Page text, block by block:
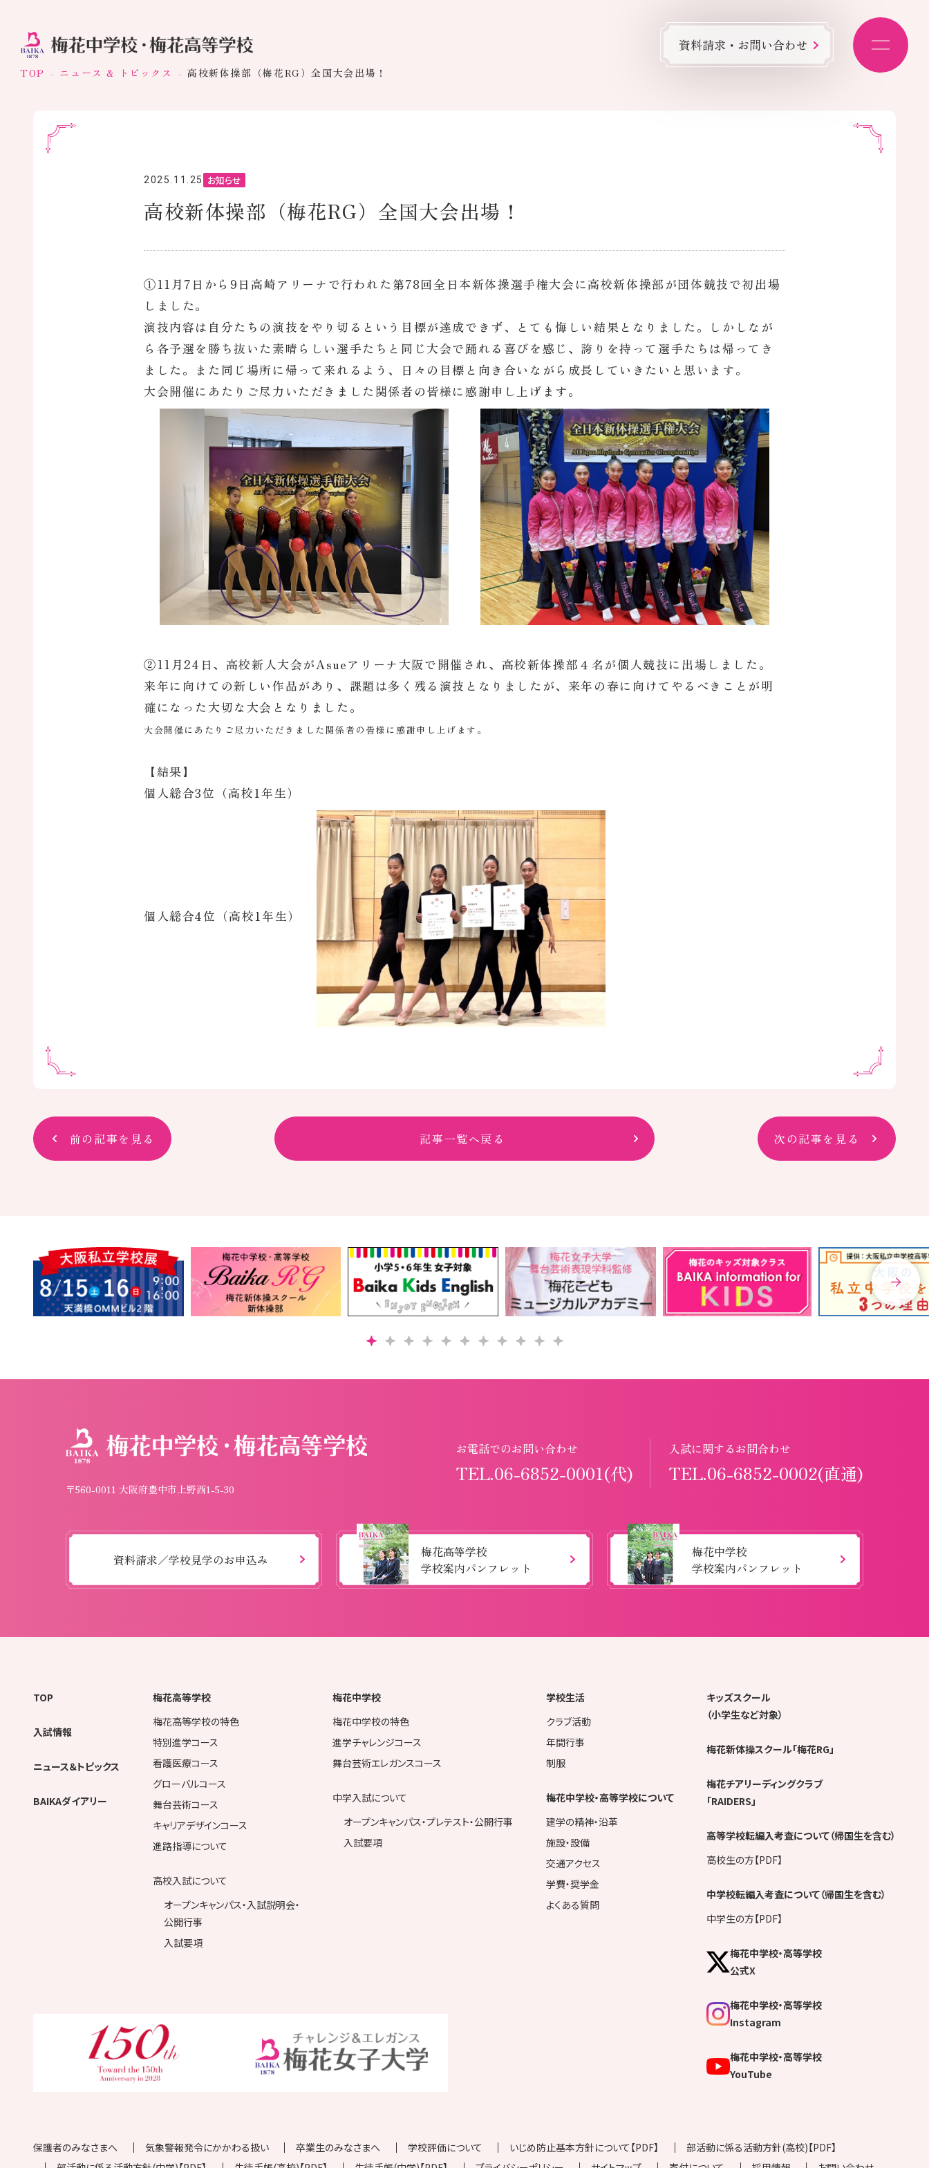
資料請求・お問い合わせ
TOP ニュース & トピックス 高校新体操部（梅花RG）全国大会出場！
2025.11.25 お知らせ
高校新体操部（梅花RG）全国大会出場！
①11月7日から9日高崎アリーナで行われた第78回全日本新体操選手権大会に高校新体操部が団体競技で初出場
しました。
演技内容は自分たちの演技をやり切るという目標が達成できず、とても悔しい結果となりました。しかしなが
ら各予選を勝ち抜いた素晴らしい選手たちと同じ大会で踊れる喜びを感じ、誇りを持って選手たちは帰ってき
ました。また同じ場所に帰って来れるよう、日々の目標と向き合いながら成長していきたいと思います。
大会開催にあたりご尽力いただきました関係者の皆様に感謝申し上げます。
②11月24日、高校新人大会がAsueアリーナ大阪で開催され、高校新体操部４名が個人競技に出場しました。
来年に向けての新しい作品があり、課題は多く残る演技となりましたが、来年の春に向けてやるべきことが明
確になった大切な大会となりました。
大会開催にあたりご尽力いただきました関係者の皆様に感謝申し上げます。
【結果】
個人総合3位（高校1年生）
個人総合4位（高校1年生）
前の記事を見る 次の記事を見る
記事一覧へ戻る
〒560-0011 大阪府豊中市上野西1-5-30
お電話でのお問い合わせ
TEL.06-6852-0001(代)
入試に関するお問合わせ
TEL.06-6852-0002(直通)
資料請求／学校見学のお申込み
梅花高等学校
学校案内パンフレット
梅花中学校
学校案内パンフレット
TOP
入試情報
ニュース＆トピックス
BAIKAダイアリー
梅花高等学校
梅花高等学校の特色
特別進学コース
看護医療コース
グローバルコース
舞台芸術コース
キャリアデザインコース
進路指導について
高校入試について
オープンキャンパス・入試説明会・
公開行事
入試要項
梅花中学校
梅花中学校の特色
進学チャレンジコース
舞台芸術エレガンスコース
中学入試について
オープンキャンパス・プレテスト・公開行事
入試要項
学校生活
クラブ活動
年間行事
制服
梅花中学校・高等学校について
建学の精神・沿革
施設・設備
交通アクセス
学費・奨学金
よくある質問
キッズスクール
（小学生など対象）
梅花新体操スクール「梅花RG」
梅花チアリーディングクラブ
「RAIDERS」
高等学校転編入考査について（帰国生を含む）
高校生の方【PDF】
中学校転編入考査について（帰国生を含む）
中学生の方【PDF】
梅花中学校・高等学校
公式X
梅花中学校・高等学校
Instagram
梅花中学校・高等学校
YouTube
保護者のみなさまへ 気象警報発令にかかわる扱い 卒業生のみなさまへ 学校評価について いじめ防止基本方針について【PDF】
部活動に係る活動方針(高校)【PDF】